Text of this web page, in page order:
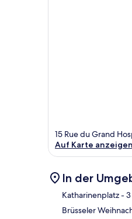
15 Rue du Grand
Auf Karte anzeigen
In der
Katharinenplatz-
Brüsseler